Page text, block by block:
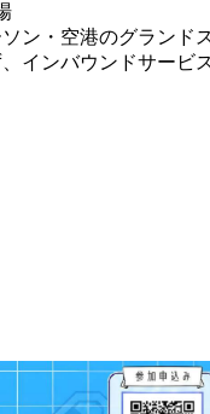
ン・空港のグランド
インバウンドサービ